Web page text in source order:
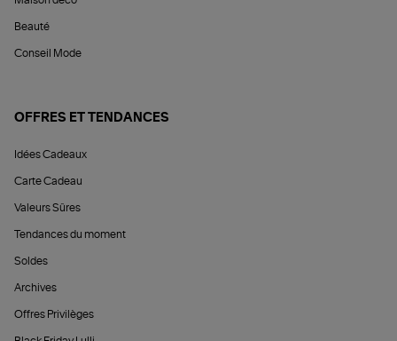
Beauté
Conseil Mode
OFFRES ET TENDANCES
Idées Cadeaux
Carte Cadeau
Valeurs Sûres
Tendances du moment
Soldes
Archives
Offres Privilèges